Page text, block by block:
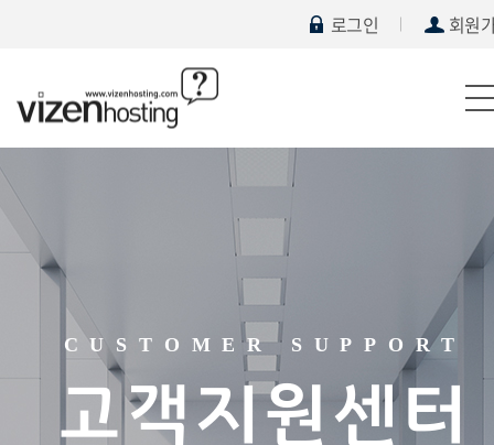
로그인 회원
CUSTOMER SUPPORT
고객지원센터